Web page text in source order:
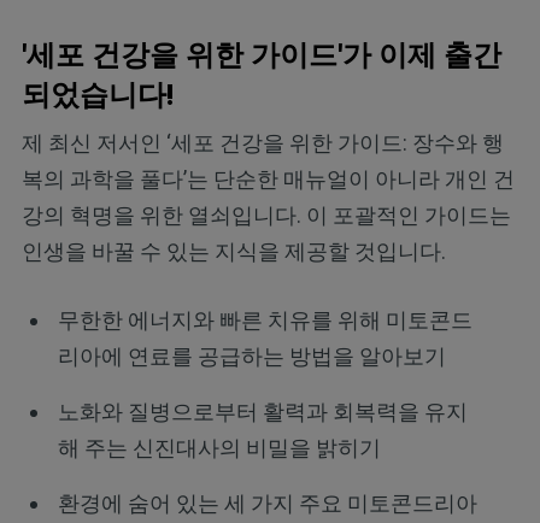
'세포 건강을 위한 가이드'가 이제 출간
되었습니다!
제 최신 저서인 ‘세포 건강을 위한 가이드: 장수와 행
복의 과학을 풀다’는 단순한 매뉴얼이 아니라 개인 건
강의 혁명을 위한 열쇠입니다. 이 포괄적인 가이드는
인생을 바꿀 수 있는 지식을 제공할 것입니다.
무한한 에너지와 빠른 치유를 위해 미토콘드
리아에 연료를 공급하는 방법을 알아보기
노화와 질병으로부터 활력과 회복력을 유지
해 주는 신진대사의 비밀을 밝히기
환경에 숨어 있는 세 가지 주요 미토콘드리아